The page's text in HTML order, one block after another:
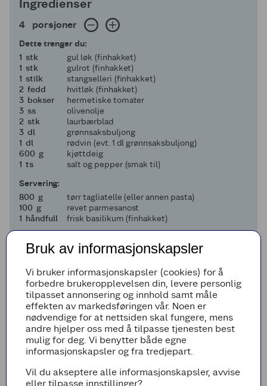
Ingredienser
4 porsjoner
4 porsjoner
Dette trenger du:
11 stk
gul løk (finhakket)
11 stk
gulrot (finhakket)
11 stilk
stangselleri (finhakket)
2
2 fedd
hvitløk (finhakket)
3
3 bokser
hermetiske tomater
3
3 ss
olivenolje
2
2 stk
laurbærblad
3
3 dl
grønnsaksbuljong
11 dl
rødvin (evt. 1 dl grønnsaksbuljong)
600
600 g
kjøttdeig
11 ts
salt og pepper (smak til)
Servering:
800
800 g
tørr tagliatelle (eller annen pasta)
100
100 g
revet parmesanost
11 håndfull frisk basilikum (finhakket)
Legg til i handleliste
Fremgangsmetode
Finhakk løk, gulrot, stangselleri og hvitløk.
Kjør de hermetiske tomatene med en
stavmikser og sil deretter sausen fri for
Varm opp 1 ss olivenolje i en stekepanne på
Bruk av informasjonskapsler
Vi bruker informasjonskapsler (cookies) for å
forbedre brukeropplevelsen din, levere personlig
tilpasset annonsering og innhold samt måle
effekten av markedsføringen vår. Noen er
nødvendige for at nettsiden skal fungere, mens
andre hjelper oss med å tilpasse tjenesten best
mulig for deg. Vi benytter både egne
informasjonskapsler og fra tredjepart.
Vil du akseptere alle informasjonskapsler, avvise
eller tilpasse innstillinger?